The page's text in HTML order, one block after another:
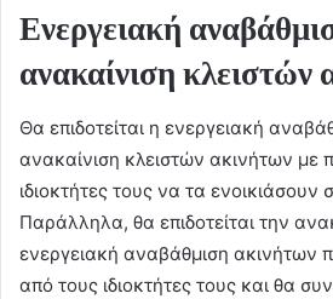
Ενεργειακή
ανακαίνιση κλειστών
Θα επιδοτείται η ενεργειακή
ανακαίνιση κλειστών ακινήτων με
ιδιοκτήτες τους να τα ενοικιάσουν
Παράλληλα, θα επιδοτείται την
ενεργειακή αναβάθμιση ακινήτων
από τους ιδιοκτήτες τους και θα